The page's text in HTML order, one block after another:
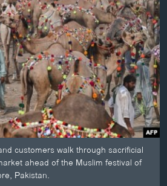
customers walk through sacrificial
ahead of the Muslim festival of
Pakistan.